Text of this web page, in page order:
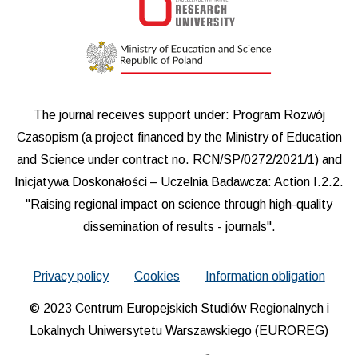
The journal receives support under: Program Rozwój
Czasopism (a project financed by the Ministry of Education
and Science under contract no. RCN/SP/0272/2021/1) and
Inicjatywa Doskonałości – Uczelnia Badawcza: Action I.2.2.
"Raising regional impact on science through high-quality
dissemination of results - journals".
Privacy policy Cookies Information obligation
© 2023 Centrum Europejskich Studiów Regionalnych i
Lokalnych Uniwersytetu Warszawskiego (EUROREG)